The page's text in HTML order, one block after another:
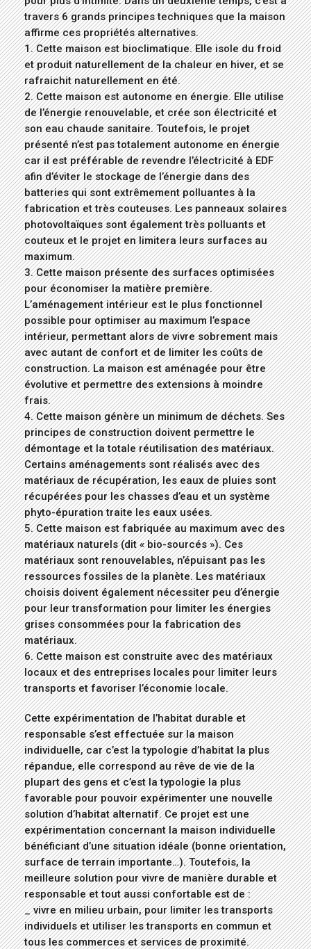
travers 6 grands principes techniques que la maison
affirme ces propriétés alternatives.
1. Cette maison est bioclimatique. Elle isole du froid
et produit naturellement de la chaleur en hiver, et se
rafraichit naturellement en été.
2. Cette maison est autonome en énergie. Elle utilise
de l’énergie renouvelable, et crée son électricité et
son eau chaude sanitaire. Toutefois, le projet
présenté n’est pas totalement autonome en énergie
car il est préférable de revendre l’électricité à EDF
afin d’éviter le stockage de l’énergie dans des
batteries qui sont extrêmement polluantes à la
fabrication et très couteuses. Les panneaux solaires
photovoltaïques sont également très polluants et
couteux et le projet en limitera leurs surfaces au
maximum.
3. Cette maison présente des surfaces optimisées
pour économiser la matière première.
L’aménagement intérieur est le plus fonctionnel
possible pour optimiser au maximum l’espace
intérieur, permettant alors de vivre sobrement mais
avec autant de confort et de limiter les coûts de
construction. La maison est aménagée pour être
évolutive et permettre des extensions à moindre
frais.
4. Cette maison génère un minimum de déchets. Ses
principes de construction doivent permettre le
démontage et la totale réutilisation des matériaux.
Certains aménagements sont réalisés avec des
matériaux de récupération, les eaux de pluies sont
récupérées pour les chasses d’eau et un système
phyto-épuration traite les eaux usées.
5. Cette maison est fabriquée au maximum avec des
matériaux naturels (dit « bio-sourcés »). Ces
matériaux sont renouvelables, n’épuisant pas les
ressources fossiles de la planète. Les matériaux
choisis doivent également nécessiter peu d’énergie
pour leur transformation pour limiter les énergies
grises consommées pour la fabrication des
matériaux.
6. Cette maison est construite avec des matériaux
locaux et des entreprises locales pour limiter leurs
transports et favoriser l’économie locale.
Cette expérimentation de l’habitat durable et
responsable s’est effectuée sur la maison
individuelle, car c’est la typologie d’habitat la plus
répandue, elle correspond au rêve de vie de la
plupart des gens et c’est la typologie la plus
favorable pour pouvoir expérimenter une nouvelle
solution d’habitat alternatif. Ce projet est une
expérimentation concernant la maison individuelle
bénéficiant d’une situation idéale (bonne orientation,
surface de terrain importante…). Toutefois, la
meilleure solution pour vivre de manière durable et
responsable et tout aussi confortable est de :
_ vivre en milieu urbain, pour limiter les transports
individuels et utiliser les transports en commun et
tous les commerces et services de proximité.